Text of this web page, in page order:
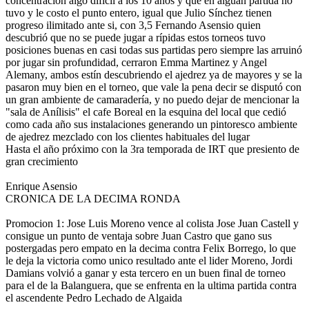
tuvo y le costo el punto entero, igual que Julio Sínchez tienen
progreso ilimitado ante si, con 3,5 Fernando Asensio quien
descubrió que no se puede jugar a rípidas estos torneos tuvo
posiciones buenas en casi todas sus partidas pero siempre las arruinó
por jugar sin profundidad, cerraron Emma Martinez y Angel
Alemany, ambos estín descubriendo el ajedrez ya de mayores y se la
pasaron muy bien en el torneo, que vale la pena decir se disputó con
un gran ambiente de camaraderí­a, y no puedo dejar de mencionar la
"sala de Anílisis" el cafe Boreal en la esquina del local que cedió
como cada año sus instalaciones generando un pintoresco ambiente
de ajedrez mezclado con los clientes habituales del lugar
Hasta el año próximo con la 3ra temporada de IRT que presiento de
gran crecimiento
Enrique Asensio
CRONICA DE LA DECIMA RONDA
Promocion 1: Jose Luis Moreno vence al colista Jose Juan Castell y
consigue un punto de ventaja sobre Juan Castro que gano sus
postergadas pero empato en la decima contra Felix Borrego, lo que
le deja la victoria como unico resultado ante el lider Moreno, Jordi
Damians volvió a ganar y esta tercero en un buen final de torneo
para el de la Balanguera, que se enfrenta en la ultima partida contra
el ascendente Pedro Lechado de Algaida